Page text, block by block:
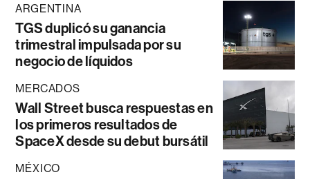
ARGENTINA
TGS duplicó su ganancia
trimestral impulsada por su
negocio de líquidos
MERCADOS
Wall Street busca respuestas en
los primeros resultados de
SpaceX desde su debut bursátil
MÉXICO